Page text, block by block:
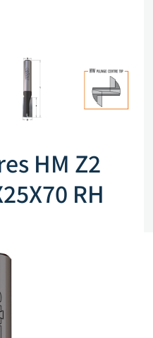
HM Z2
RH
i handlekurv